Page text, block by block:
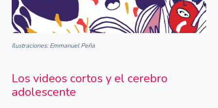
Ilustraciones: Emmanuel Peña
Los videos cortos y el cerebro
adolescente